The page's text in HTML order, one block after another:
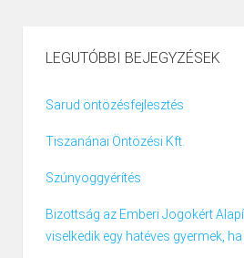
LEGUTÓBBI BEJEGYZÉSEK
Sarud öntözésfejlesztés
Tiszanánai Öntözési Kft.
Szúnyoggyérítés
Bizottság az Emberi Jogokért
viselkedik egy hatéves gyermek,